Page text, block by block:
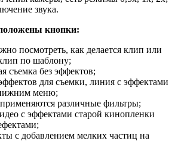
звука.
кнопки:
посмотреть, как делается клип или
по шаблону;
съемка без эффектов;
для съемки, линия с эффектами
меню;
различные фильтры;
с эффектами старой кинопленки
с добавлением мелких частиц на